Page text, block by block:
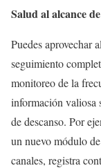
Salud al alcance
Puedes aprovechar
seguimiento
monitoreo de la
información valiosa
de descanso. Por
un nuevo módulo
canales, registra